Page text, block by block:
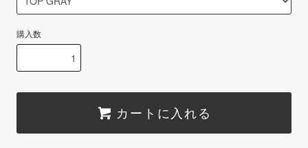
購入数
カートに入れる